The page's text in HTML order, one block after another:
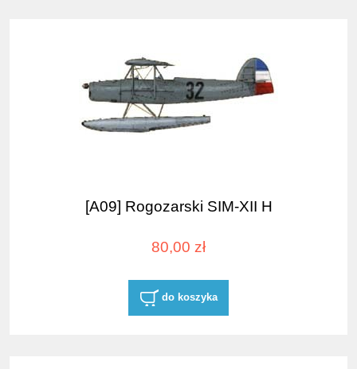
[A09] Rogozarski SIM-XII H
80,00 zł
do koszyka